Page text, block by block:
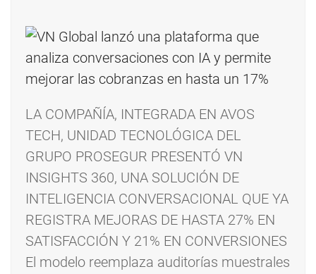
LA COMPAÑÍA, INTEGRADA EN AVOS
TECH, UNIDAD TECNOLÓGICA DEL
GRUPO PROSEGUR PRESENTÓ VN
INSIGHTS 360, UNA SOLUCIÓN DE
INTELIGENCIA CONVERSACIONAL QUE YA
REGISTRA MEJORAS DE HASTA 27% EN
SATISFACCIÓN Y 21% EN CONVERSIONES
El modelo reemplaza auditorías muestrales